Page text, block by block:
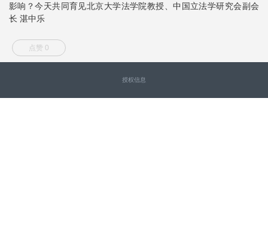
影响？今天共同育见北京大学法学院教授、中国立法学研究会副会
长 湛中乐
点赞 0
授权信息